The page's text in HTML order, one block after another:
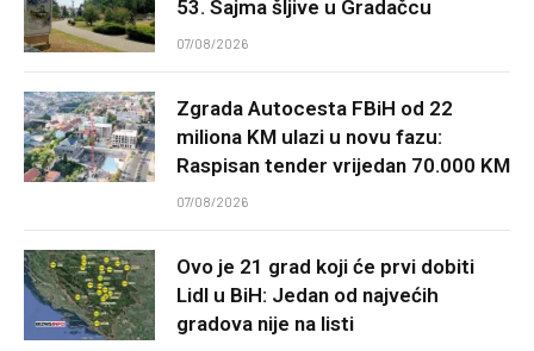
53. Sajma šljive u Gradačcu
07/08/2026
Zgrada Autocesta FBiH od 22
miliona KM ulazi u novu fazu:
Raspisan tender vrijedan 70.000 KM
07/08/2026
Ovo je 21 grad koji će prvi dobiti
Lidl u BiH: Jedan od najvećih
gradova nije na listi